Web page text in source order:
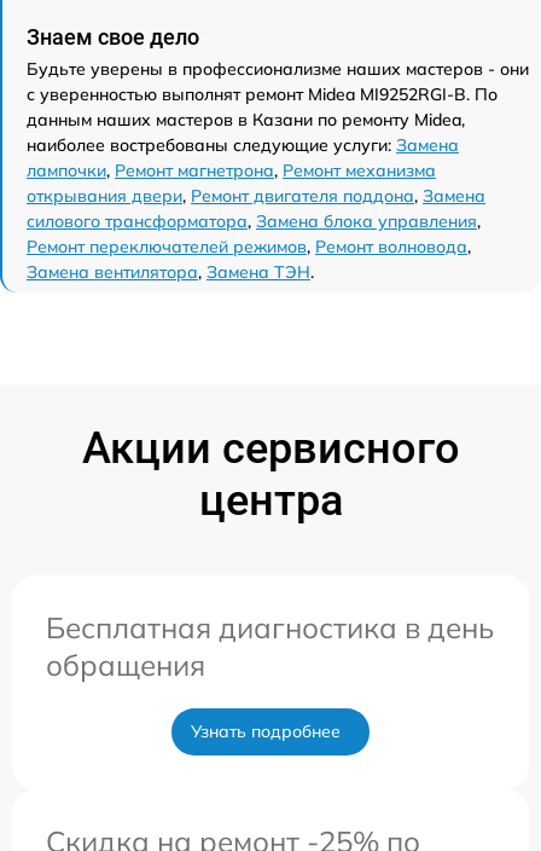
Знаем свое дело
Будьте уверены в профессионализме наших мастеров - они
с уверенностью выполнят ремонт Midea MI9252RGI-B. По
данным наших мастеров в Казани по ремонту Midea,
наиболее востребованы следующие услуги: Замена
лампочки, Ремонт магнетрона, Ремонт механизма
открывания двери, Ремонт двигателя поддона, Замена
силового трансформатора, Замена блока управления,
Ремонт переключателей режимов, Ремонт волновода,
Замена вентилятора, Замена ТЭН.
Акции сервисного
центра
Бесплатная диагностика в день
обращения
Узнать подробнее
Скидка на ремонт -25% по